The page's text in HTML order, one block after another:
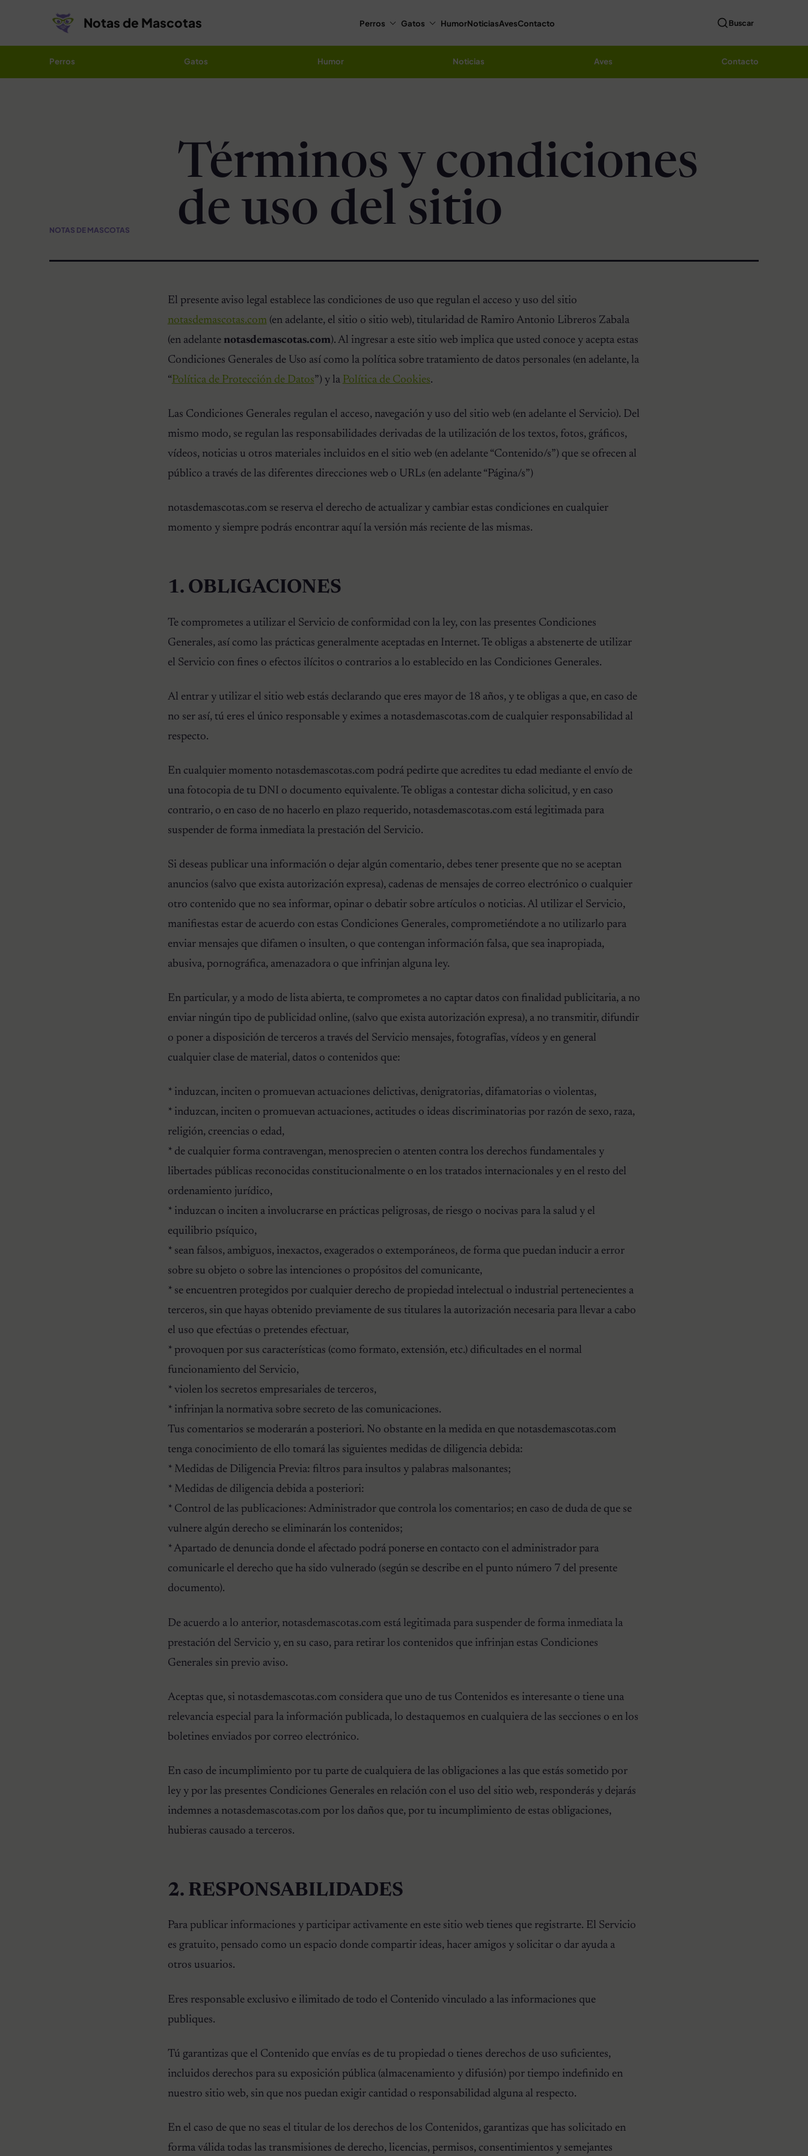
Notas de Mascotas Perros Gatos HumorNoticiasAvesContacto Buscar
Perros Gatos Humor Noticias Aves Contacto
NOTAS DE MASCOTAS
Términos y condiciones
de uso del sitio
El presente aviso legal establece las condiciones de uso que regulan el acceso y uso del sitio
notasdemascotas.com(en adelante, el sitio o sitio web), titularidad de Ramiro Antonio Libreros Zabala
(en adelante notasdemascotas.com). Al ingresar a este sitio web implica que usted conoce y acepta estas
Condiciones Generales de Uso así como la política sobre tratamiento de datos personales (en adelante, la
“Política de Protección de Datos”) y la Política de Cookies.
Las Condiciones Generales regulan el acceso, navegación y uso del sitio web (en adelante el Servicio). Del
mismo modo, se regulan las responsabilidades derivadas de la utilización de los textos, fotos, gráficos,
vídeos, noticias u otros materiales incluidos en el sitio web (en adelante “Contenido/s”) que se ofrecen al
público a través de las diferentes direcciones web o URLs (en adelante “Página/s”)
notasdemascotas.com se reserva el derecho de actualizar y cambiar estas condiciones en cualquier
momento y siempre podrás encontrar aquí la versión más reciente de las mismas.
1. OBLIGACIONES
Te comprometes a utilizar el Servicio de conformidad con la ley, con las presentes Condiciones
Generales, así como las prácticas generalmente aceptadas en Internet. Te obligas a abstenerte de utilizar
el Servicio con fines o efectos ilícitos o contrarios a lo establecido en las Condiciones Generales.
Al entrar y utilizar el sitio web estás declarando que eres mayor de 18 años, y te obligas a que, en caso de
no ser así, tú eres el único responsable y eximes a notasdemascotas.com de cualquier responsabilidad al
respecto.
En cualquier momento notasdemascotas.com podrá pedirte que acredites tu edad mediante el envío de
una fotocopia de tu DNI o documento equivalente. Te obligas a contestar dicha solicitud, y en caso
contrario, o en caso de no hacerlo en plazo requerido, notasdemascotas.com está legitimada para
suspender de forma inmediata la prestación del Servicio.
Si deseas publicar una información o dejar algún comentario, debes tener presente que no se aceptan
anuncios (salvo que exista autorización expresa), cadenas de mensajes de correo electrónico o cualquier
otro contenido que no sea informar, opinar o debatir sobre artículos o noticias. Al utilizar el Servicio,
manifiestas estar de acuerdo con estas Condiciones Generales, comprometiéndote a no utilizarlo para
enviar mensajes que difamen o insulten, o que contengan información falsa, que sea inapropiada,
abusiva, pornográfica, amenazadora o que infrinjan alguna ley.
En particular, y a modo de lista abierta, te comprometes a no captar datos con finalidad publicitaria, a no
enviar ningún tipo de publicidad online, (salvo que exista autorización expresa), a no transmitir, difundir
o poner a disposición de terceros a través del Servicio mensajes, fotografías, vídeos y en general
cualquier clase de material, datos o contenidos que:
* induzcan, inciten o promuevan actuaciones delictivas, denigratorias, difamatorias o violentas,
* induzcan, inciten o promuevan actuaciones, actitudes o ideas discriminatorias por razón de sexo, raza,
religión, creencias o edad,
* de cualquier forma contravengan, menosprecien o atenten contra los derechos fundamentales y
libertades públicas reconocidas constitucionalmente o en los tratados internacionales y en el resto del
ordenamiento jurídico,
* induzcan o inciten a involucrarse en prácticas peligrosas, de riesgo o nocivas para la salud y el
equilibrio psíquico,
* sean falsos, ambiguos, inexactos, exagerados o extemporáneos, de forma que puedan inducir a error
sobre su objeto o sobre las intenciones o propósitos del comunicante,
* se encuentren protegidos por cualquier derecho de propiedad intelectual o industrial pertenecientes a
terceros, sin que hayas obtenido previamente de sus titulares la autorización necesaria para llevar a cabo
el uso que efectúas o pretendes efectuar,
* provoquen por sus características (como formato, extensión, etc.) dificultades en el normal
funcionamiento del Servicio,
* violen los secretos empresariales de terceros,
* infrinjan la normativa sobre secreto de las comunicaciones.
Tus comentarios se moderarán a posteriori. No obstante en la medida en que notasdemascotas.com
tenga conocimiento de ello tomará las siguientes medidas de diligencia debida:
* Medidas de Diligencia Previa: filtros para insultos y palabras malsonantes;
* Medidas de diligencia debida a posteriori:
* Control de las publicaciones: Administrador que controla los comentarios; en caso de duda de que se
vulnere algún derecho se eliminarán los contenidos;
* Apartado de denuncia donde el afectado podrá ponerse en contacto con el administrador para
comunicarle el derecho que ha sido vulnerado (según se describe en el punto número 7 del presente
documento).
De acuerdo a lo anterior, notasdemascotas.com está legitimada para suspender de forma inmediata la
prestación del Servicio y, en su caso, para retirar los contenidos que infrinjan estas Condiciones
Generales sin previo aviso.
Aceptas que, si notasdemascotas.com considera que uno de tus Contenidos es interesante o tiene una
relevancia especial para la información publicada, lo destaquemos en cualquiera de las secciones o en los
boletines enviados por correo electrónico.
En caso de incumplimiento por tu parte de cualquiera de las obligaciones a las que estás sometido por
ley y por las presentes Condiciones Generales en relación con el uso del sitio web, responderás y dejarás
indemnes a notasdemascotas.com por los daños que, por tu incumplimiento de estas obligaciones,
hubieras causado a terceros.
2. RESPONSABILIDADES
Para publicar informaciones y participar activamente en este sitio web tienes que registrarte. El Servicio
es gratuito, pensado como un espacio donde compartir ideas, hacer amigos y solicitar o dar ayuda a
otros usuarios.
Eres responsable exclusivo e ilimitado de todo el Contenido vinculado a las informaciones que
publiques.
Tú garantizas que el Contenido que envías es de tu propiedad o tienes derechos de uso suficientes,
incluidos derechos para su exposición pública (almacenamiento y difusión) por tiempo indefinido en
nuestro sitio web, sin que nos puedan exigir cantidad o responsabilidad alguna al respecto.
En el caso de que no seas el titular de los derechos de los Contenidos, garantizas que has solicitado en
forma válida todas las transmisiones de derecho, licencias, permisos, consentimientos y semejantes